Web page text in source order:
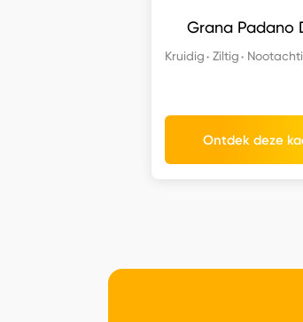
Grana Padano
Kruidig Ziltig
Ontdek deze